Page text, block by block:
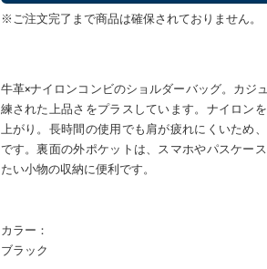
※ご注文完了まで商品は確保されておりません。
牛革×ナイロンコンビのショルダーバッグ。カジ
練された上品さをプラスしています。ナイロン
上がり。長時間の使用でも肩が疲れにくいため
です。裏面の外ポケットは、スマホやパスケー
たい小物の収納に便利です。
カラー：
ブラック